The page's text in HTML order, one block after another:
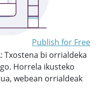
Publish for Free
Txostena bi orrialdeka
Horrela ikusteko
webean orrialdeak